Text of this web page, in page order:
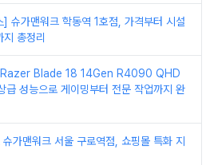
] 슈가맨워크 학동역 1호점, 가격부터 시설
총정리
Razer Blade 18 14Gen R4090 QHD
급 성능으로 게이밍부터 전문 작업까지 완
가맨워크 서울 구로역점, 쇼핑몰 특화 지